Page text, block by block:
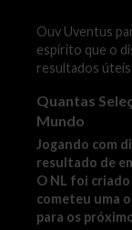
Ouv Uventus
espírito que o
resultados
Quantas
Mundo
Jogando com
resultado de
O NL foi criado
cometeu uma
para os